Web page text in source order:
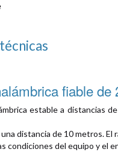
fiable de
estable a distancias
distancia de 10 metros.
condiciones del equipo y el